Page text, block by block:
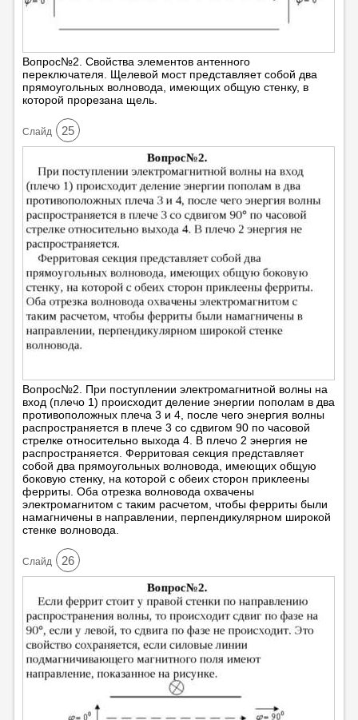
Вопрос№2. Свойства элементов антенного
переключателя. Щелевой мост представляет собой два
прямоугольных волновода, имеющих общую стенку, в
которой прорезана щель.
Cлайд 25
Вопрос№2. При поступлении электромагнитной волны на
вход (плечо 1) происходит деление энергии пополам в два
противоположных плеча 3 и 4, после чего энергия волны
распространяется в плече 3 со сдвигом 90 по часовой
стрелке относительно выхода 4. В плечо 2 энергия не
распространяется. Ферритовая секция представляет
собой два прямоугольных волновода, имеющих общую
боковую стенку, на которой с обеих сторон приклеены
ферриты. Оба отрезка волновода охвачены
электромагнитом с таким расчетом, чтобы ферриты были
намагничены в направлении, перпендикулярном широкой
стенке волновода.
Cлайд 26